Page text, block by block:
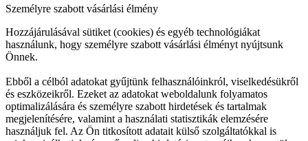
Személyre szabott vásárlási élmény
Hozzájárulásával sütiket (cookies) és egyéb technológiákat
használunk, hogy személyre szabott vásárlási élményt nyújtsunk
Önnek.
Ebből a célból adatokat gyűjtünk felhasználóinkról, viselkedésükről
és eszközeikről. Ezeket az adatokat weboldalunk folyamatos
optimalizálására és személyre szabott hirdetések és tartalmak
megjelenítésére, valamint a használati statisztikák elemzésére
használjuk fel. Az Ön titkosított adatait külső szolgáltatókkal is